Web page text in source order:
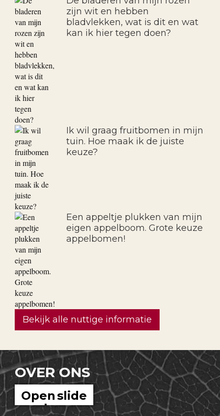
zijn wit en hebben
bladvlekken, wat is dit en wat
kan ik hier tegen doen?
Ik wil graag fruitbomen in mijn
tuin. Hoe maak ik de juiste
keuze?
Een appeltje plukken van mijn
eigen appelboom. Grote keuze
appelbomen!
Bekijk alle nuttige informatie
OVER ONS
Open slide
show